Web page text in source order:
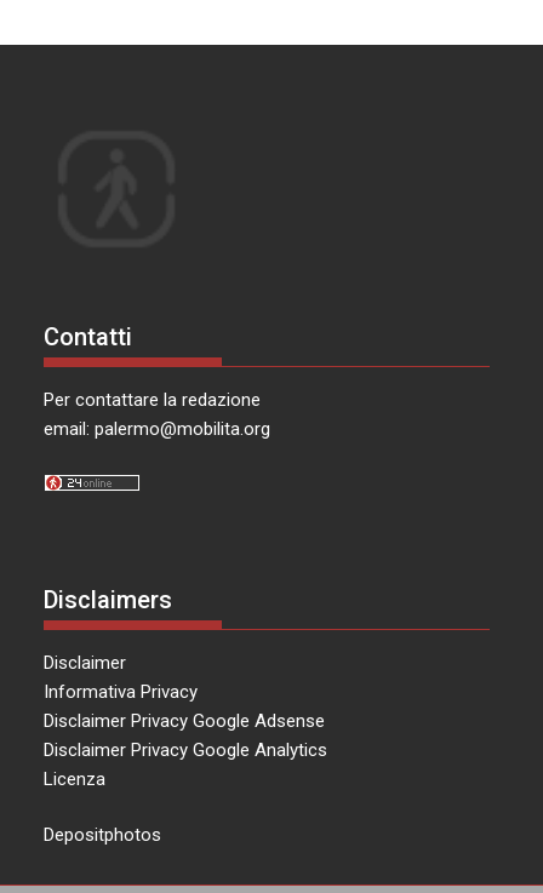
Contatti
Per contattare la redazione
email:palermo@mobilita.org
Disclaimers
Disclaimer
Informativa Privacy
Disclaimer Privacy Google Adsense
Disclaimer Privacy Google Analytics
Licenza
Depositphotos